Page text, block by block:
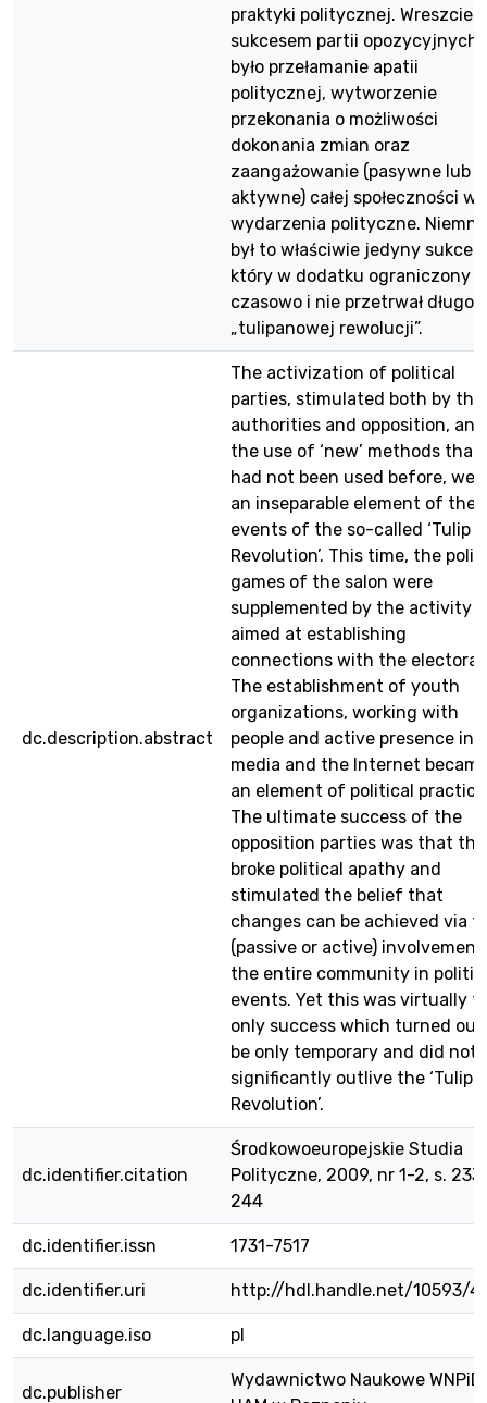
praktyki politycznej. Wreszcie,
sukcesem partii opozycyjnych
było przełamanie apatii
politycznej, wytworzenie
przekonania o możliwości
dokonania zmian oraz
zaangażowanie (pasywne lub
aktywne) całej społeczności w
wydarzenia polityczne.
był to właściwie jedyny sukces,
który w dodatku ograniczony
czasowo i nie przetrwał długo
„tulipanowej rewolucji”.
dc.description.abstract
The activization of political
parties, stimulated both by the
authorities and opposition, and
the use of ‘new’ methods that
had not been used before,
an inseparable element of the
events of the so-called ‘Tulip
Revolution’. This time, the
games of the salon were
supplemented by the activity
aimed at establishing
connections with the
The establishment of youth
organizations, working with
people and active presence in
media and the Internet
an element of political
The ultimate success of the
opposition parties was that
broke political apathy and
stimulated the belief that
changes can be achieved via
(passive or active)
the entire community in
events. Yet this was virtually
only success which turned
be only temporary and did not
significantly outlive the ‘Tulip
Revolution’.
dc.identifier.citation
Środkowoeuropejskie Studia
Polityczne, 2009, nr 1-2, s.
244
dc.identifier.issn 1731-7517
dc.identifier.uri http://hdl.handle.net/10593/
dc.language.iso pl
dc.publisher
Wydawnictwo Naukowe WNPiD